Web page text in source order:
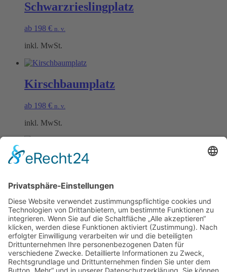
Schwarzrieslingplatz
ab 198 € n. v.
inkl. MwSt.
Kirschbaumplatz
ab 198 € n. v.
inkl. MwSt.
Rieslingplatz
ab198€ n. v.
inkl. MwSt.
Öffnungszeiten Büro und Hofladen:
Hofladen:
Montag bis Sonntag von 09:00 – 11:30 Uhr und 14:00 – 18:00 Uhr
Telefonisch erreichen Sie uns: